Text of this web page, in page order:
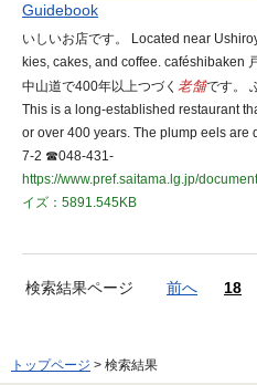
Guidebook
いしいお店です。 Located near
kies, cakes, and coffee.
中山道で400年以上つづく 老舗です。
This is a long-established restaurant
or over 400 years. The plump eels are
7-2 ☎048-431-
https://www.pref.saitama.lg.jp/
イズ：5891.545KB
検索結果ページ 前へ 18
トップページ > 検索結果